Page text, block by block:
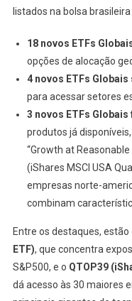
listados na bolsa
18 novos ETFs
opções de alocação
4 novos ETFs
para acessar setores
3 novos ETFs
produtos já
“Growth at
(iShares MSCI USA
empresas norte-
combinam
Entre os destaques, estão
ETF), que concentra
S&P500, e o QTOP39
dá acesso às 30 maiores